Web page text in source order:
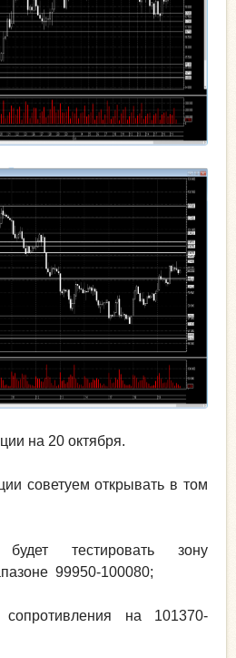
на 20 октября.
советуем открывать в том
тестировать зону
99950-100080;
на 101370-